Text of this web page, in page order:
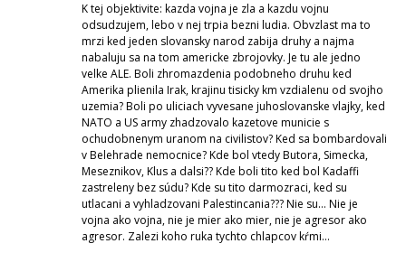
K tej objektivite: kazda vojna je zla a kazdu vojnu
odsudzujem, lebo v nej trpia bezni ludia. Obvzlast ma to
mrzi ked jeden slovansky narod zabija druhy a najma
nabaluju sa na tom americke zbrojovky. Je tu ale jedno
velke ALE. Boli zhromazdenia podobneho druhu ked
Amerika plienila Irak, krajinu tisicky km vzdialenu od svojho
uzemia? Boli po uliciach vyvesane juhoslovanske vlajky, ked
NATO a US army zhadzovalo kazetove municie s
ochudobnenym uranom na civilistov? Ked sa bombardovali
v Belehrade nemocnice? Kde bol vtedy Butora, Simecka,
Meseznikov, Klus a dalsi?? Kde boli tito ked bol Kadaffi
zastreleny bez súdu? Kde su tito darmozraci, ked su
utlacani a vyhladzovani Palestincania??? Nie su… Nie je
vojna ako vojna, nie je mier ako mier, nie je agresor ako
agresor. Zalezi koho ruka tychto chlapcov kŕmi…